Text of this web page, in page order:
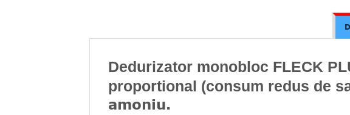
Dedurizator monobloc FLECK
proportional (consum redus de
amoniu.